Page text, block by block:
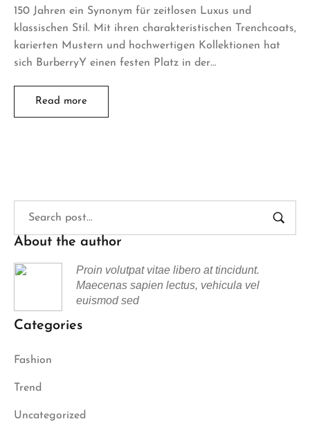
150 Jahren ein Synonym für zeitlosen Luxus und
klassischen Stil. Mit ihren charakteristischen Trenchcoats,
karierten Mustern und hochwertigen Kollektionen hat
sich BurberryY einen festen Platz in der…
Read more
About the author
Proin volutpat vitae libero at tincidunt.
Maecenas sapien lectus, vehicula vel
euismod sed
Categories
Fashion
Trend
Uncategorized